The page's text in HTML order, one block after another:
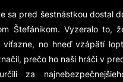
sa pred šestnástkou dostal
Štefánikom. Vyzeralo to,
víťazne, no hneď vzápätí
prečo ho naši hráči v
za